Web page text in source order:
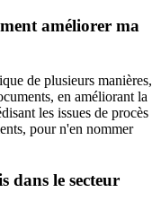
améliorer ma
de plusieurs manières,
en améliorant la
les issues de procès
pour n'en nommer
dans le secteur